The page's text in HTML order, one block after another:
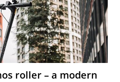
roller – a modern